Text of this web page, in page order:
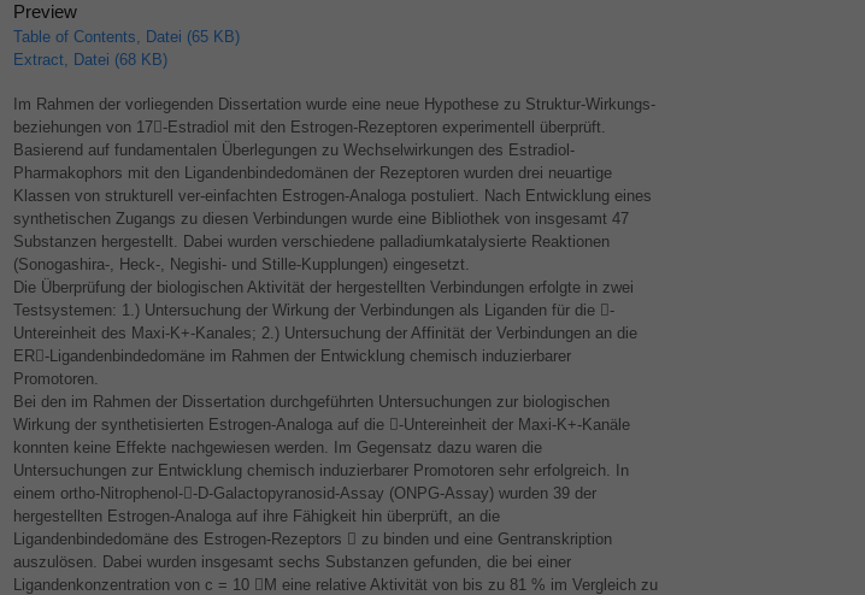
Preview
Table of Contents, Datei (65 KB)
Extract, Datei (68 KB)
Im Rahmen der vorliegenden Dissertation wurde eine neue Hypothese zu Struktur-Wirkungs-
beziehungen von 17-Estradiol mit den Estrogen-Rezeptoren experimentell überprüft.
Basierend auf fundamentalen Überlegungen zu Wechselwirkungen des Estradiol-
Pharmakophors mit den Ligandenbindedomänen der Rezeptoren wurden drei neuartige
Klassen von strukturell ver-einfachten Estrogen-Analoga postuliert. Nach Entwicklung eines
synthetischen Zugangs zu diesen Verbindungen wurde eine Bibliothek von insgesamt 47
Substanzen hergestellt. Dabei wurden verschiedene palladiumkatalysierte Reaktionen
(Sonogashira-, Heck-, Negishi- und Stille-Kupplungen) eingesetzt.
Die Überprüfung der biologischen Aktivität der hergestellten Verbindungen erfolgte in zwei
Testsystemen: 1.) Untersuchung der Wirkung der Verbindungen als Liganden für die -
Untereinheit des Maxi-K+-Kanales; 2.) Untersuchung der Affinität der Verbindungen an die
ER-Ligandenbindedomäne im Rahmen der Entwicklung chemisch induzierbarer
Promotoren.
Bei den im Rahmen der Dissertation durchgeführten Untersuchungen zur biologischen
Wirkung der synthetisierten Estrogen-Analoga auf die -Untereinheit der Maxi-K+-Kanäle
konnten keine Effekte nachgewiesen werden. Im Gegensatz dazu waren die
Untersuchungen zur Entwicklung chemisch induzierbarer Promotoren sehr erfolgreich. In
einem ortho-Nitrophenol--D-Galactopyranosid-Assay (ONPG-Assay) wurden 39 der
hergestellten Estrogen-Analoga auf ihre Fähigkeit hin überprüft, an die
Ligandenbindedomäne des Estrogen-Rezeptors  zu binden und eine Gentranskription
auszulösen. Dabei wurden insgesamt sechs Substanzen gefunden, die bei einer
Ligandenkonzentration von c = 10 M eine relative Aktivität von bis zu 81 % im Vergleich zu